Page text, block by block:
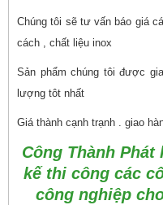
Chúng tôi sẽ tư vấn báo giá
cách , chất liệu inox
Sản phẩm chúng tôi được
lượng tôt nhất
Giá thành cạnh trạnh . giao
Công Thành
kế thi công các
công nghiệp